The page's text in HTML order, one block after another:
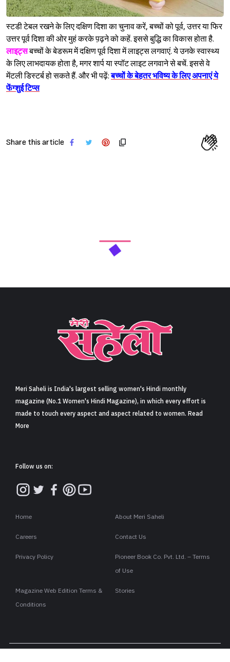
स्टडी टेबल रखने के लिए दक्षिण दिशा का चुनाव करें, बच्चों को पूर्व, उत्तर या फिर
उत्तर पूर्व दिशा की ओर मुहं करके प़ढ़ने को कहें. इससे बुद्धि का विकास होता है.
लाइट्सबच्चों के बेडरूम में दक्षिण पूर्व दिशा में लाइट्स लगवाएं. ये उनके स्वास्थ्य
के लिए लाभदायक होता है, मगर शार्प या स्पॉट लाइट लगवाने से बचें. इससे वे
मेंटली डिस्टर्ब हो सकते हैं. और भी पढ़ें:बच्चों के बेहतर भविष्य के लिए अपनाएं ये
फेंग्शुई टिप्स
Share this article
Meri Saheli is India's largest selling women's Hindi monthly
magazine (No.1 Women's Hindi Magazine), in which every effort is
made to touch every aspect and aspect related to women. Read
More
Follow us on:
Home About Meri Saheli
Careers Contact Us
Privacy Policy
Pioneer Book Co. Pvt. Ltd. – Terms
of Use
Magazine Web Edition Terms &
Conditions
Stories